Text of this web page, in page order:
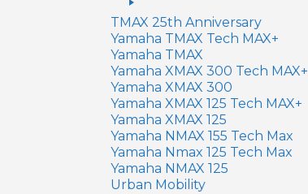
TMAX 25th Anniversary
Yamaha TMAX Tech MAX+
Yamaha TMAX
Yamaha XMAX 300 Tech MAX+
Yamaha XMAX 300
Yamaha XMAX 125 Tech MAX+
Yamaha XMAX 125
Yamaha NMAX 155 Tech Max
Yamaha Nmax 125 Tech Max
Yamaha NMAX 125
Urban Mobility